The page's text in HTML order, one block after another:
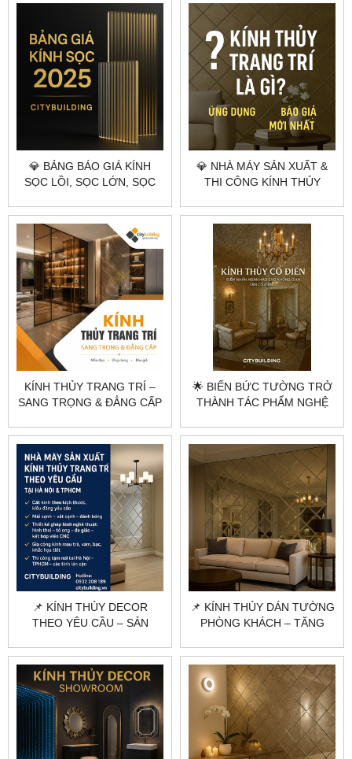
💎 BẢNG BÁO GIÁ KÍNH
SỌC LỒI, SỌC LỚN, SỌC
CITYBUILDING | XƯỞNG
GIA CÔNG CHUYÊN
NGHIỆP HÀ NỘI & TP.HCM
💎 NHÀ MÁY SẢN XUẤT &
THI CÔNG KÍNH THỦY
TẠI HÀ NỘI & TPHCM –
CITYBUILDING
KÍNH THỦY TRANG TRÍ –
SANG TRỌNG & ĐẲNG CẤP
🌟 BIẾN BỨC TƯỜNG TRỞ
THÀNH TÁC PHẨM NGHỆ
📌 KÍNH THỦY DECOR
THEO YÊU CẦU – SẢN
NGHIỆP
📌 KÍNH THỦY DÁN TƯỜNG
PHÒNG KHÁCH – TĂNG
KHÔNG GIAN